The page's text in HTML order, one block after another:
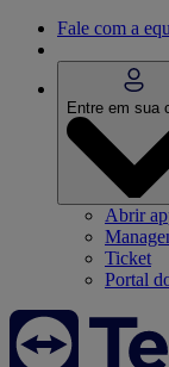
Fale com a
Entre em sua
Abrir
Ticket
Portal